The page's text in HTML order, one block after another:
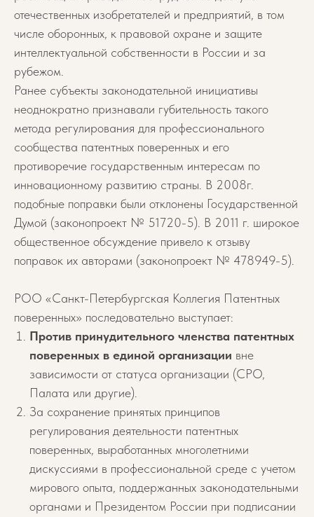
отечественных изобретателей и предприятий, в том
числе оборонных, к правовой охране и защите
интеллектуальной собственности в России и за
рубежом.
Ранее субъекты законодательной инициативы
неоднократно признавали губительность такого
метода регулирования для профессионального
сообщества патентных поверенных и его
противоречие государственным интересам по
инновационному развитию страны. В 2008г.
подобные поправки были отклонены Государственной
Думой (законопроект № 51720-5). В 2011 г. широкое
общественное обсуждение привело к отзыву
поправок их авторами (законопроект № 478949-5).
РОО «Санкт-Петербургская Коллегия Патентных
поверенных» последовательно выступает:
Против принудительного членства патентных
поверенных в единой организации вне
зависимости от статуса организации (СРО,
Палата или другие).
За сохранение принятых принципов
регулирования деятельности патентных
поверенных, выработанных многолетними
дискуссиями в профессиональной среде с учетом
мирового опыта, поддержанных законодательными
органами и Президентом России при подписании